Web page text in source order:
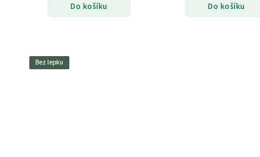
Do košíku Do košíku
Bez lepku